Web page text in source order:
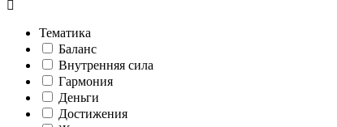
Тематика
Баланс
Внутренняя сила
Гармония
Деньги
Достижения